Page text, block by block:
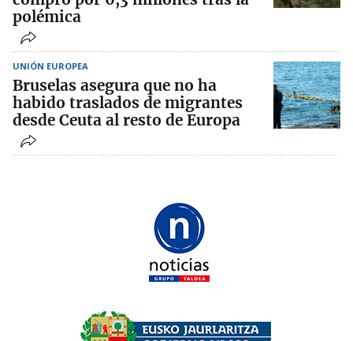
polémica
UNIÓN EUROPEA
Bruselas asegura que no ha
habido traslados de migrantes
desde Ceuta al resto de Europa